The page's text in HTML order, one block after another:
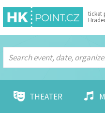
ticket
THEATER